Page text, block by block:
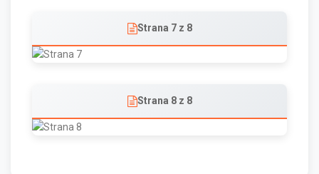
Strana 7 z 8
Strana 8 z 8